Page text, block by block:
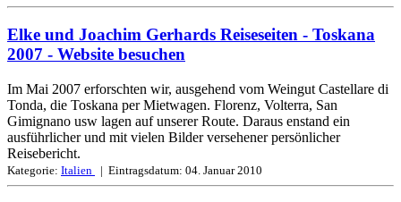
Elke und Joachim Gerhards Reiseseiten - Toskana
2007 - Website besuchen
Im Mai 2007 erforschten wir, ausgehend vom Weingut Castellare di
Tonda, die Toskana per Mietwagen. Florenz, Volterra, San
Gimignano usw lagen auf unserer Route. Daraus enstand ein
ausführlicher und mit vielen Bilder versehener persönlicher
Reisebericht.
Kategorie: Italien | Eintragsdatum: 04. Januar 2010